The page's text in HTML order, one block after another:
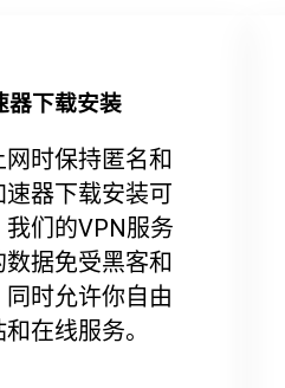
器下载安装
时保持匿名和
器下载安装可
们的VPN服务
据免受黑客和
时允许你自由
在线服务。